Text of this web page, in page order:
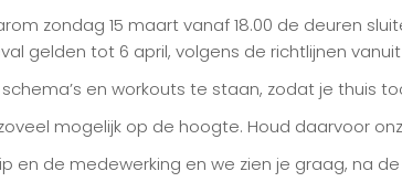
zondag 15 maart vanaf 18.00 de deuren
gelden tot 6 april, volgens de richtlijnen
en workouts te staan, zodat je thuis
mogelijk op de hoogte. Houd daarvoor
en de medewerking en we zien je graag, na